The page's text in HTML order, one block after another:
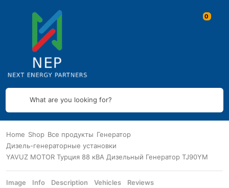
What are you looking for?
Home Shop Все продукты Генератор
Дизель-генераторные установки
YAVUZ MOTOR Турция 88 кВА Дизельный Генератор TJ90YM
Image Info Description Vehicles Reviews